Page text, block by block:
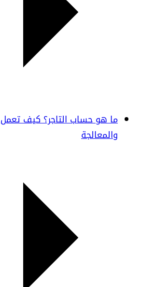
ما هو حساب التاجر؟ كيف تعمل
والمعالجة